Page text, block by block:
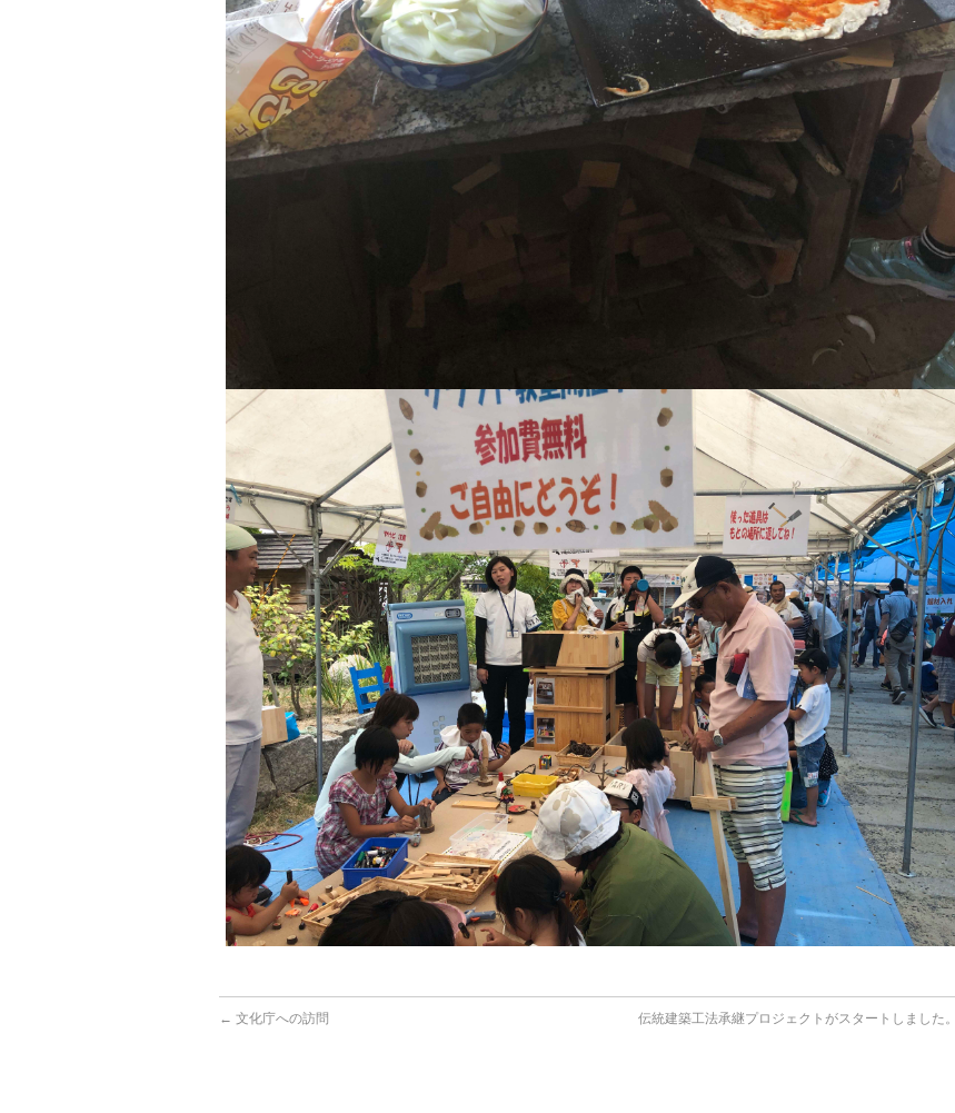
← 文化庁への訪問 伝統建築工法承継プロジェクトがスタートしました。